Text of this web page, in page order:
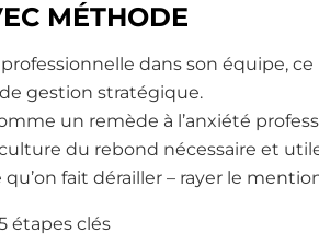
MÉTHODE
dans son équipe, ce
gestion stratégique.
un remède à l’anxiété
du rebond nécessaire et
fait dérailler – rayer le
étapes clés